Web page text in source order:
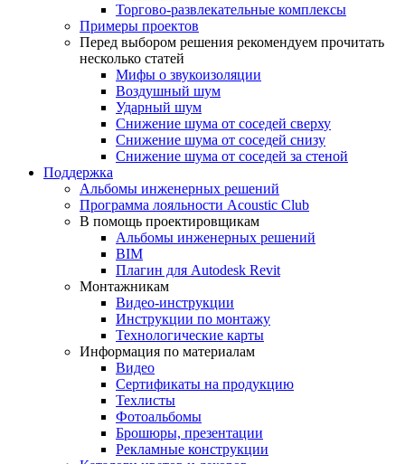
Торгово-развлекательные комплексы
Примеры проектов
Перед выбором решения рекомендуем прочитать
несколько статей
Мифы о звукоизоляции
Воздушный шум
Ударный шум
Снижение шума от соседей сверху
Снижение шума от соседей снизу
Снижение шума от соседей за стеной
Поддержка
Альбомы инженерных решений
Программа лояльности Acoustic Club
В помощь проектировщикам
Альбомы инженерных решений
BIM
Плагин для Autodesk Revit
Монтажникам
Видео-инструкции
Инструкции по монтажу
Технологические карты
Информация по материалам
Видео
Сертификаты на продукцию
Техлисты
Фотоальбомы
Брошюры, презентации
Рекламные конструкции